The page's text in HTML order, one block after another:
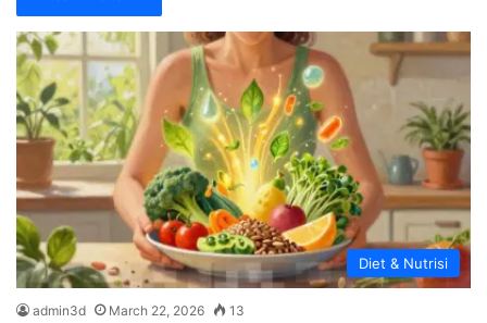
Diet & Nutrisi
admin3d March 22, 2026 13